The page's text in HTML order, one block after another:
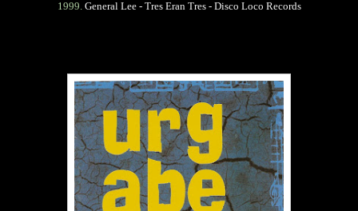
1999.General Lee - Tres Eran Tres - Disco Loco Records